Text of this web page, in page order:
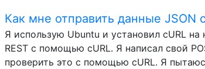
Как мне отправить данные JSON
Я использую Ubuntu и установил cURL
REST с помощью cURL. Я написал свой
проверить это с помощью cURL. Я